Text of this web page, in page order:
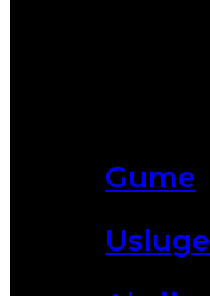
Gume
Usluge